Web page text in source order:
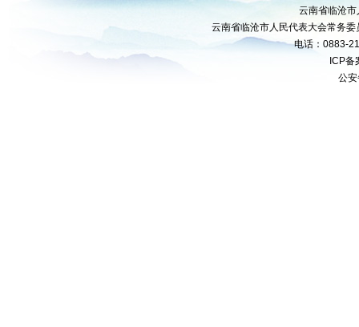
云南省临沧
云南省临沧市人民代表大会常务
电话：0883-
ICP备
公